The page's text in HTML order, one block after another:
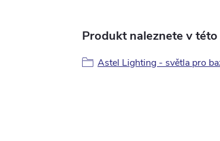
Produkt naleznete v
Astel Lighting - světla pro